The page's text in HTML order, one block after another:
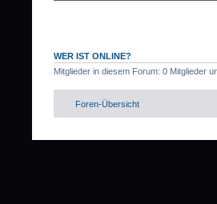
WER IST ONLINE?
Mitglieder in diesem Forum: 0 Mitglieder
Foren-Übersicht